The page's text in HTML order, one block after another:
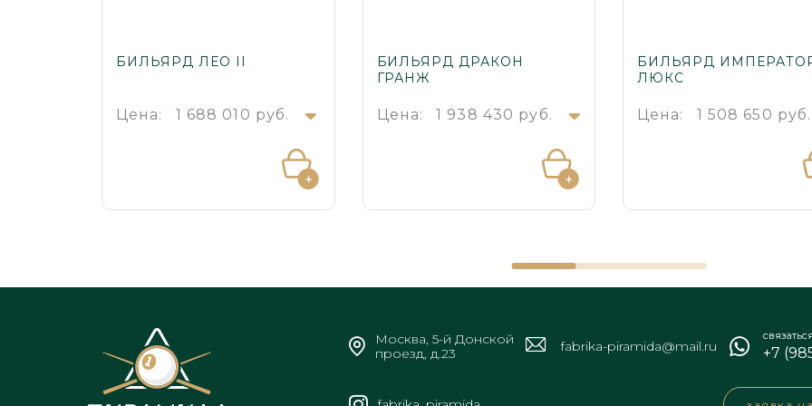
БИЛЬЯРД ЛЕО II
Цена: 1 688 010 руб.
БИЛЬЯРД ДРАКОН
ГРАНЖ
Цена: 1 938 430 руб.
БИЛЬЯРД
ЛЮКС
Цена: 1 508 650
Москва, 5-й Донской
проезд, д.23
fabrika-piramida@mail.ru +7